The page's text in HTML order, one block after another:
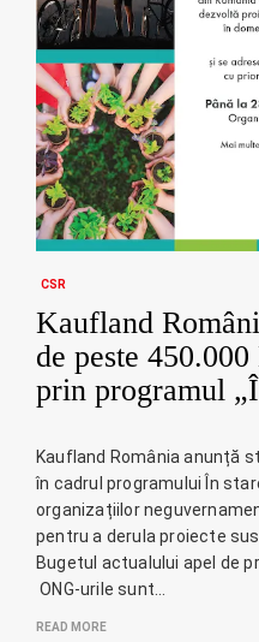
CSR
Kaufland
de peste
prin programul
Kaufland România anunță
în cadrul programului În
organizațiilor
pentru a derula proiecte
Bugetul actualului apel de
ONG-urile sunt…
READ MORE